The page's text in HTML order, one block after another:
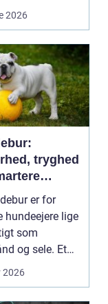
foregår i
2026
tryghed
med hund
er for
hundeejere lige
som
og sele. Et
gi...
2026